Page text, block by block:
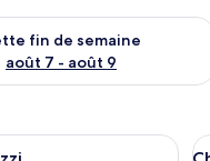
fin de semaine
août 7 - août 9
pour cette fin
fenêtre avec des rideaux à
d’hôtel moderne